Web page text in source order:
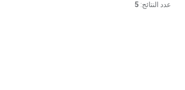
عدد النتائج: 5